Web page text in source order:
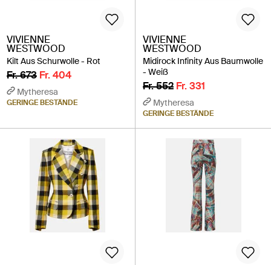
VIVIENNE
WESTWOOD
Kilt Aus Schurwolle - Rot
Fr. 673 Fr. 404
Mytheresa
GERINGE BESTÄNDE
VIVIENNE
WESTWOOD
Midirock Infinity Aus Baumwolle
- Weiß
Fr. 552 Fr. 331
Mytheresa
GERINGE BESTÄNDE